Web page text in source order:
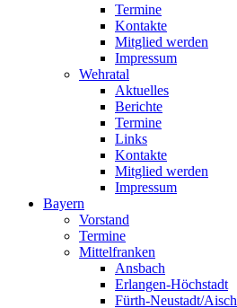
Termine
Kontakte
Mitglied werden
Impressum
Wehratal
Aktuelles
Berichte
Termine
Links
Kontakte
Mitglied werden
Impressum
Bayern
Vorstand
Termine
Mittelfranken
Ansbach
Erlangen-Höchstadt
Fürth-Neustadt/Aisch